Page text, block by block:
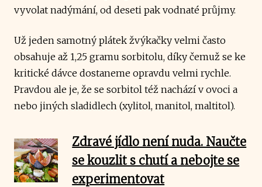
vyvolat nadýmání, od deseti pak vodnaté průjmy.
Už jeden samotný plátek žvýkačky velmi často
obsahuje až 1,25 gramu sorbitolu, díky čemuž se ke
kritické dávce dostaneme opravdu velmi rychle.
Pravdou ale je, že se sorbitol též nachází v ovoci a
nebo jiných sladidlech (xylitol, manitol, maltitol).
Zdravé jídlo není nuda. Naučte
se kouzlit s chutí a nebojte se
experimentovat